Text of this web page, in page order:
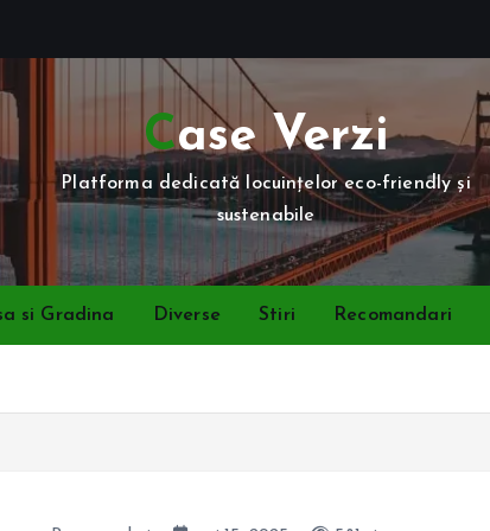
Case Verzi
Platforma dedicată locuințelor eco-friendly și
sustenabile
si Gradina Diverse Stiri Recomandari